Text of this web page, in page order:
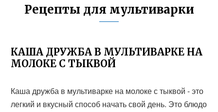
Рецепты для мультиварки
КАША ДРУЖБА В МУЛЬТИВАРКЕ НА
МОЛОКЕ С ТЫКВОЙ
Каша дружба в мультиварке на молоке с тыквой - это
легкий и вкусный способ начать свой день. Это блюдо